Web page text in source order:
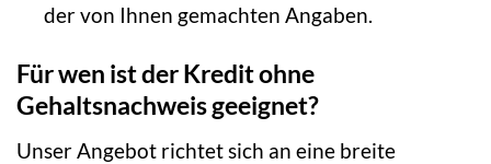
der von Ihnen gemachten Angaben.
Für wen ist der Kredit ohne
Gehaltsnachweis geeignet?
Unser Angebot richtet sich an eine breite